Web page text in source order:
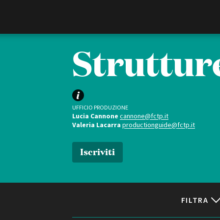
Storia della Fondazione
Partner
UFFICIO PRODUZIONE
Lucia Cannone cannone@fctp.it
Valeria Lacarra productionguide@fctp.it
Iscriviti
FILTRA